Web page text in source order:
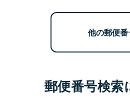
他の郵便
郵便番号検索